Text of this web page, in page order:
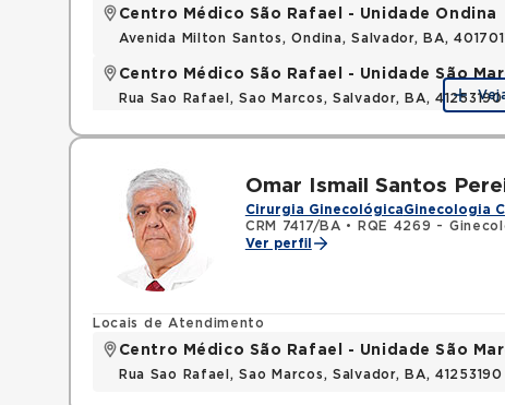
Centro Médico São Rafael - Unidade Ondina
Avenida Milton Santos, Ondina, Salvador, BA,
Centro Médico São Rafael - Unidade São
Rua Sao Rafael, Sao Marcos, Salvador, BA,
Omar Ismail Santos
Cirurgia GinecológicaGinecologia
CRM 7417/BA •
RQE 4269 -
Ver perfil
Locais de Atendimento
Centro Médico São Rafael - Unidade São
Rua Sao Rafael, Sao Marcos, Salvador, BA, 41253190